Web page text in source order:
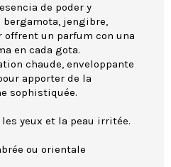
de poder y
bergamota, jengibre,
offrent un parfum con una
en cada gota.
chaude, enveloppante
apporter de la
sophistiquée.
yeux et la peau irritée.
ou orientale